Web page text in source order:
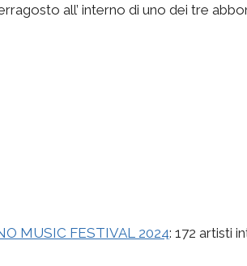
all’ interno di uno dei tre
MUSIC FESTIVAL 2024: 172 artisti